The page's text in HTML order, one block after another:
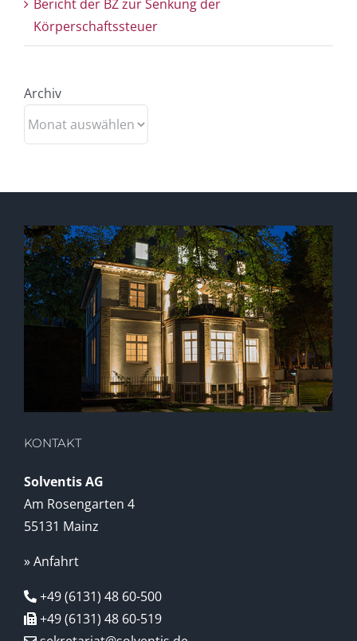
Bericht der BZ zur Senkung der
Körperschaftssteuer
Archiv
KONTAKT
Solventis AG
Am Rosengarten 4
55131 Mainz
» Anfahrt
+49 (6131) 48 60-500
+49 (6131) 48 60-519